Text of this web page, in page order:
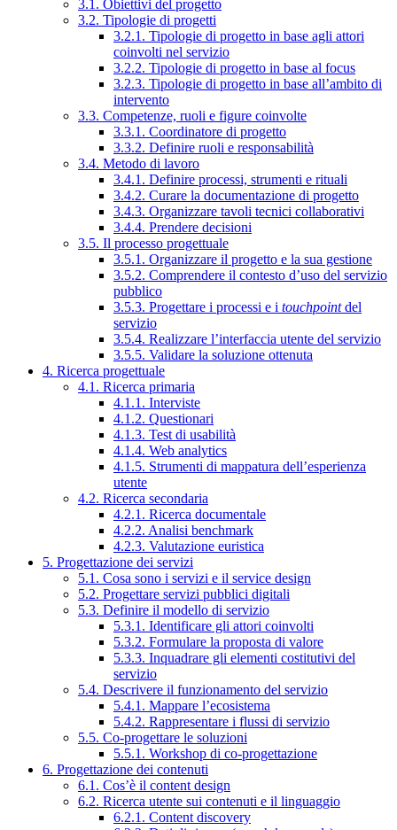
3.1. Obiettivi del progetto
3.2. Tipologie di progetti
3.2.1. Tipologie di progetto in base agli attori
coinvolti nel servizio
3.2.2. Tipologie di progetto in base al focus
3.2.3. Tipologie di progetto in base all’ambito di
intervento
3.3. Competenze, ruoli e figure coinvolte
3.3.1. Coordinatore di progetto
3.3.2. Definire ruoli e responsabilità
3.4. Metodo di lavoro
3.4.1. Definire processi, strumenti e rituali
3.4.2. Curare la documentazione di progetto
3.4.3. Organizzare tavoli tecnici collaborativi
3.4.4. Prendere decisioni
3.5. Il processo progettuale
3.5.1. Organizzare il progetto e la sua gestione
3.5.2. Comprendere il contesto d’uso del servizio
pubblico
3.5.3. Progettare i processi e i touchpointdel
servizio
3.5.4. Realizzare l’interfaccia utente del servizio
3.5.5. Validare la soluzione ottenuta
4. Ricerca progettuale
4.1. Ricerca primaria
4.1.1. Interviste
4.1.2. Questionari
4.1.3. Test di usabilità
4.1.4. Web analytics
4.1.5. Strumenti di mappatura dell’esperienza
utente
4.2. Ricerca secondaria
4.2.1. Ricerca documentale
4.2.2. Analisi benchmark
4.2.3. Valutazione euristica
5. Progettazione dei servizi
5.1. Cosa sono i servizi e il service design
5.2. Progettare servizi pubblici digitali
5.3. Definire il modello di servizio
5.3.1. Identificare gli attori coinvolti
5.3.2. Formulare la proposta di valore
5.3.3. Inquadrare gli elementi costitutivi del
servizio
5.4. Descrivere il funzionamento del servizio
5.4.1. Mappare l’ecosistema
5.4.2. Rappresentare i flussi di servizio
5.5. Co-progettare le soluzioni
5.5.1. Workshop di co-progettazione
6. Progettazione dei contenuti
6.1. Cos’è il content design
6.2. Ricerca utente sui contenuti e il linguaggio
6.2.1. Content discovery